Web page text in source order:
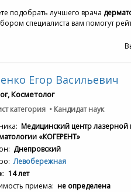
подобрать лучшего врача
специалиста вам помогут
Егор Васильевич
Косметолог
категория • Кандидат наук
Медицинский центр лазерной
«КОГЕРЕНТ»
Днепровский
Левобережная
14 лет
приема: не определена